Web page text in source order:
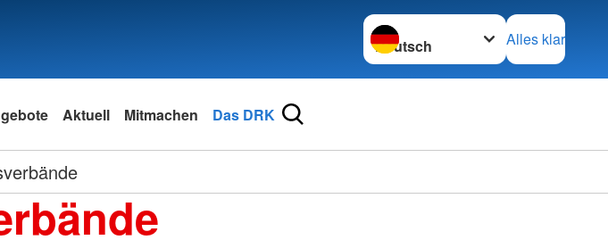
Sprache wechseln zu
Alles klar
Aktuell Mitmachen Das DRK